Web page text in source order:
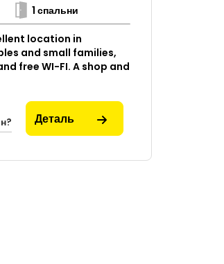
1 спальни
location in
and small families,
free WI-FI. A shop and
Деталь